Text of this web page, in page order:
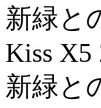
新緑と
Kiss X5
新緑と